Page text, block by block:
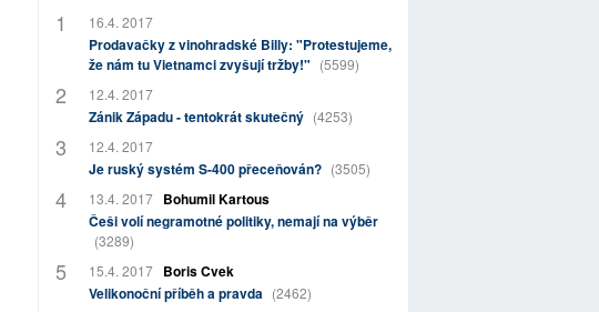
16.4. 2017
Prodavačky z vinohradské Billy: "Protestujeme,
že nám tu Vietnamci zvyšují tržby!" (5599)
12.4. 2017
Zánik Západu - tentokrát skutečný (4253)
12.4. 2017
Je ruský systém S-400 přeceňován? (3505)
13.4. 2017
Bohumil Kartous
Češi volí negramotné politiky, nemají na výběr
(3289)
15.4. 2017
Boris Cvek
Velikonoční příběh a pravda (2462)